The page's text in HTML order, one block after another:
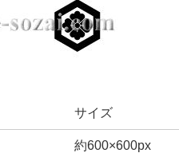
サイズ
約600×600px